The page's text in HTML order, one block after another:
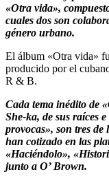
«Otra vida»,
cuales dos son
género urbano.
El álbum «Otra vida»
producido por el
R & B.
Cada tema inédito de
She-ka, de sus raíces
provocas», son tres de
han cotizado en las
«Haciéndolo»,
junto a O’ Brown.